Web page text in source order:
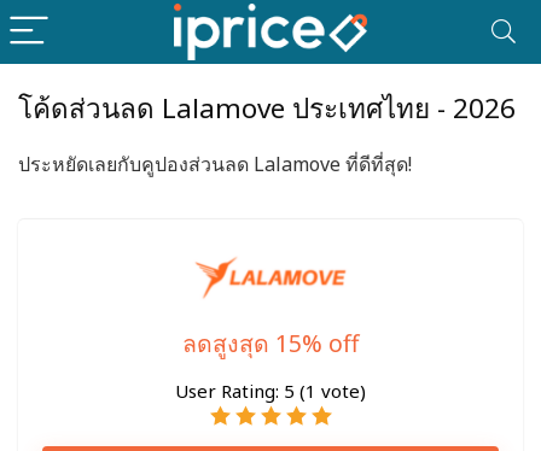
โค้ดส่วนลด Lalamove ประเทศไทย - 2026
ประหยัดเลยกับคูปองส่วนลด Lalamove ที่ดีที่สุด!
ลดสูงสุด 15% off
User Rating: 5 (1 vote)